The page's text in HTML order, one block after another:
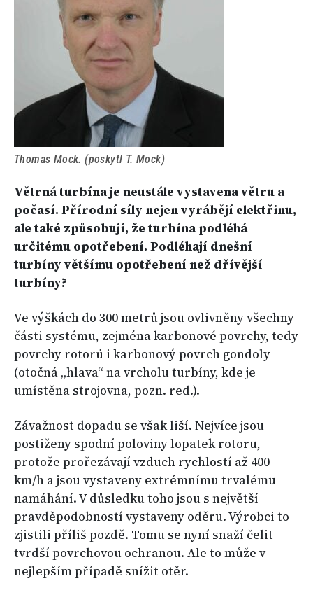
Thomas Mock. (poskytl T. Mock)
Větrná turbína je neustále vystavena větru a
počasí. Přírodní síly nejen vyrábějí elektřinu,
ale také způsobují, že turbína podléhá
určitému opotřebení. Podléhají dnešní
turbíny většímu opotřebení než dřívější
turbíny?
Ve výškách do 300 metrů jsou ovlivněny všechny
části systému, zejména karbonové povrchy, tedy
povrchy rotorů i karbonový povrch gondoly
(otočná „hlava“ na vrcholu turbíny, kde je
umístěna strojovna, pozn. red.).
Závažnost dopadu se však liší. Nejvíce jsou
postiženy spodní poloviny lopatek rotoru,
protože prořezávají vzduch rychlostí až 400
km/h a jsou vystaveny extrémnímu trvalému
namáhání. V důsledku toho jsou s největší
pravděpodobností vystaveny oděru. Výrobci to
zjistili příliš pozdě. Tomu se nyní snaží čelit
tvrdší povrchovou ochranou. Ale to může v
nejlepším případě snížit otěr.